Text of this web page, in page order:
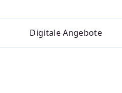
Digitale Angebote